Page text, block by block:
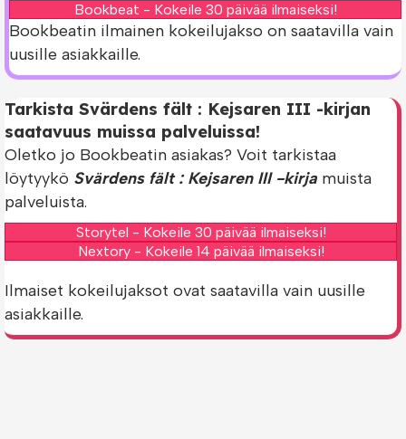
Bookbeat - Kokeile 30 päivää ilmaiseksi!
Bookbeatin ilmainen kokeilujakso on saatavilla vain
uusille asiakkaille.
Tarkista Svärdens fält : Kejsaren III -kirjan
saatavuus muissa palveluissa!
Oletko jo Bookbeatin asiakas? Voit tarkistaa
löytyykö Svärdens fält : Kejsaren III -kirja muista
palveluista.
Storytel - Kokeile 30 päivää ilmaiseksi!
Nextory - Kokeile 14 päivää ilmaiseksi!
Ilmaiset kokeilujaksot ovat saatavilla vain uusille
asiakkaille.